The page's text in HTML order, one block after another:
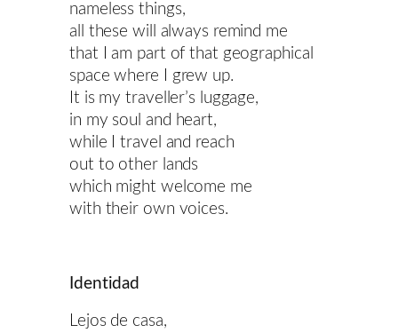
nameless things,
all these will always remind me
that I am part of that geographical
space where I grew up.
It is my traveller’s luggage,
in my soul and heart,
while I travel and reach
out to other lands
which might welcome me
with their own voices.
Identidad
Lejos de casa,